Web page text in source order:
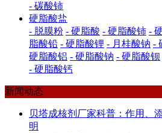
- 碳酸铈
硬脂酸盐
- 脱膜粉 - 硬脂酸 - 硬脂酸铈 -
脂酸铅 - 硬脂酸锂 - 月桂酸钠 -
硬脂酸铝 - 硬脂酸钠 - 硬脂酸钡
- 硬脂酸钙
新闻动态
贝塔成核剂厂家科普：作用、
明